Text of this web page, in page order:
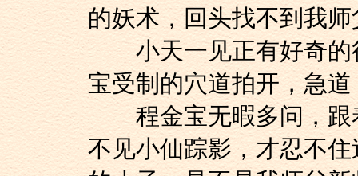
的妖术，回头找不到我
小天一见正有好奇的
宝受制的穴道拍开，急道
程金宝无暇多问，跟
不见小仙踪影，才忍不